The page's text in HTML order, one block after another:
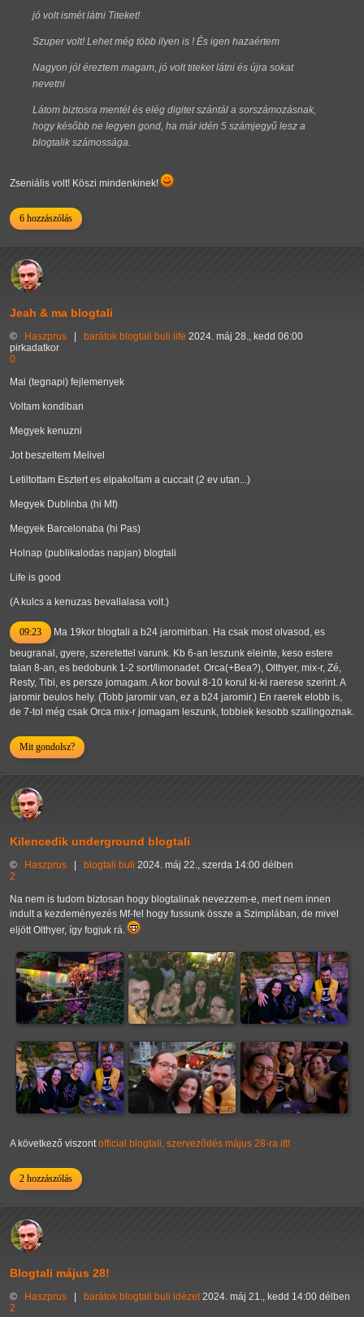
jó volt ismét látni Titeket!
Szuper volt! Lehet még több ilyen is ! És igen hazaértem
Nagyon jól éreztem magam, jó volt titeket látni és újra sokat
nevetni
Látom biztosra mentél és elég digitet szántál a sorszámozásnak,
hogy később ne legyen gond, ha már idén 5 számjegyű lesz a
blogtalik számossága.
Zseniális volt! Köszi mindenkinek!
6 hozzászólás
Jeah & ma blogtali
© Haszprus barátok blogtali buli life 2024. máj 28., kedd 06:00
pirkadatkor
0
Mai (tegnapi) fejlemenyek
Voltam kondiban
Megyek kenuzni
Jot beszeltem Melivel
Letiltottam Esztert es elpakoltam a cuccait (2 ev utan...)
Megyek Dublinba (hi Mf)
Megyek Barcelonaba (hi Pas)
Holnap (publikalodas napjan) blogtali
Life is good
(A kulcs a kenuzas bevallalasa volt.)
09:23
Ma 19kor blogtali a b24 jaromirban. Ha csak most olvasod, es
beugranal, gyere, szeretettel varunk. Kb 6-an leszunk eleinte, keso estere
talan 8-an, es bedobunk 1-2 sort/limonadet. Orca(+Bea?), Olthyer, mix-r, Zé,
Resty, Tibi, es persze jomagam. A kor bovul 8-10 korul ki-ki raerese szerint. A
jaromir beulos hely. (Tobb jaromir van, ez a b24 jaromir.) En raerek elobb is,
de 7-tol még csak Orca mix-r jomagam leszunk, tobbiek kesobb szallingoznak.
Mit gondolsz?
Kilencedik underground blogtali
© Haszprus blogtali buli 2024. máj 22., szerda 14:00 délben
2
Na nem is tudom biztosan hogy blogtalinak nevezzem-e, mert nem innen
indult a kezdeményezés Mf-fel hogy fussunk össze a Szimplában, de mivel
eljött Olthyer, így fogjuk rá.
A következő viszontofficial blogtali, szerveződés május 28-ra itt!
2 hozzászólás
Blogtali május 28!
© Haszprus barátok blogtali buli idézet 2024. máj 21., kedd 14:00 délben
2